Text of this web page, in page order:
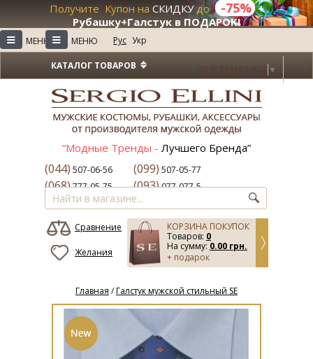
Получите Купон на СКИДКУдо -75% +
Рубашку+Галстук в ПОДАРОК!
≡ МЕНЮ Рус Укр
SELECT LANGUAGE ▼
КАТАЛОГ ТОВАРОВ
“Модные Тренды - Лучшего Бренда”
(044) 507-06-56 (099) 507-05-77
(068)777-05-75 (093)077-077-5
КОРЗИНА ПОКУПОК
Товаров: 0
На сумму: 0.00 грн.
+ подарок
Сравнение
Желания
Главная /Галстук мужской стильный SE
≡ МЕНЮ